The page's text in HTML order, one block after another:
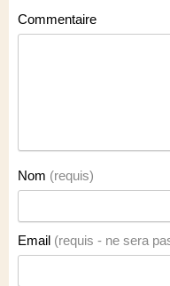
Commentaire
Nom (requis)
Email (requis - ne sera